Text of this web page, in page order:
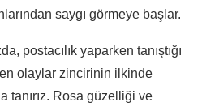
saygı görmeye başlar.
postacılık yaparken tanıştığı
olaylar zincirinin ilkinde
tanırız. Rosa güzelliği ve